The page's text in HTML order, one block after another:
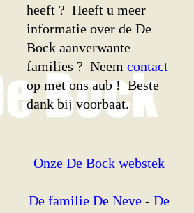
heeft ? Heeft u meer
informatie over de De
Bock aanverwante
families ? Neem contact
op met ons aub ! Beste
dank bij voorbaat.
Onze De Bock webstek
De familie De Neve- De